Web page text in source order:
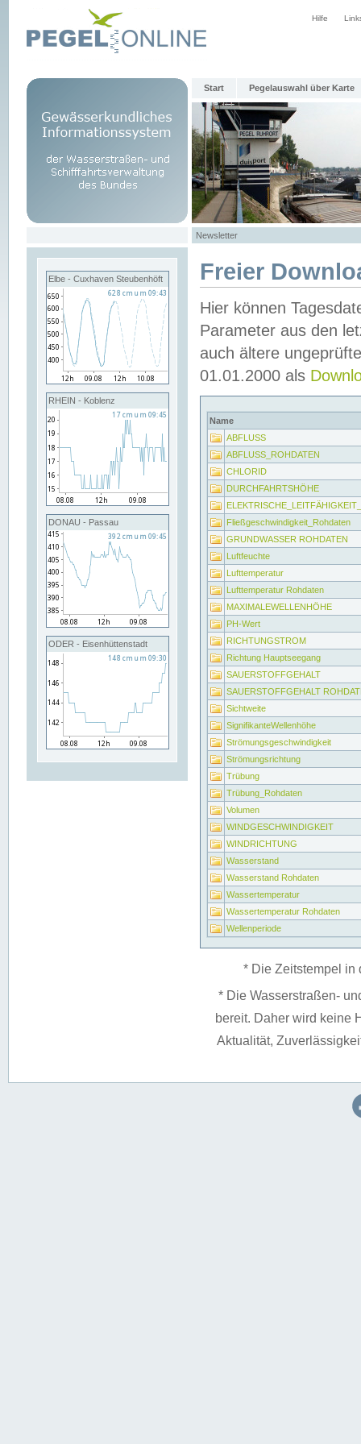
Hilfe
Start Pegelauswahl über Karte
Newsletter
Elbe - Cuxhaven Steubenhöft
RHEIN - Koblenz
DONAU - Passau
ODER - Eisenhüttenstadt
Freier
Hier können
Parameter aus den
auch ältere
01.01.2000 als
Name
ABFLUSS
ABFLUSS_ROHDATEN
CHLORID
DURCHFAHRTSHÖHE
Fließgeschwindigkeit_Rohdaten
GRUNDWASSER ROHDATEN
Luftfeuchte
Lufttemperatur
Lufttemperatur Rohdaten
MAXIMALEWELLENHÖHE
PH-Wert
RICHTUNGSTROM
Richtung Hauptseegang
SAUERSTOFFGEHALT
SAUERSTOFFGEHALT
Sichtweite
SignifikanteWellenhöhe
Strömungsgeschwindigkeit
Strömungsrichtung
Trübung
Trübung_Rohdaten
Volumen
WINDGESCHWINDIGKEIT
WINDRICHTUNG
Wasserstand
Wasserstand Rohdaten
Wassertemperatur
Wassertemperatur Rohdaten
Wellenperiode
* Die Zeitstempel in
* Die Wasserstraßen-
bereit. Daher wird keine
Aktualität,